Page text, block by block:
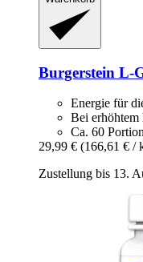
Burgerstein L-​
Energie für
Bei erhöhtem
Ca. 60
29,99 € (166,61 € /
Zustellung bis 13.